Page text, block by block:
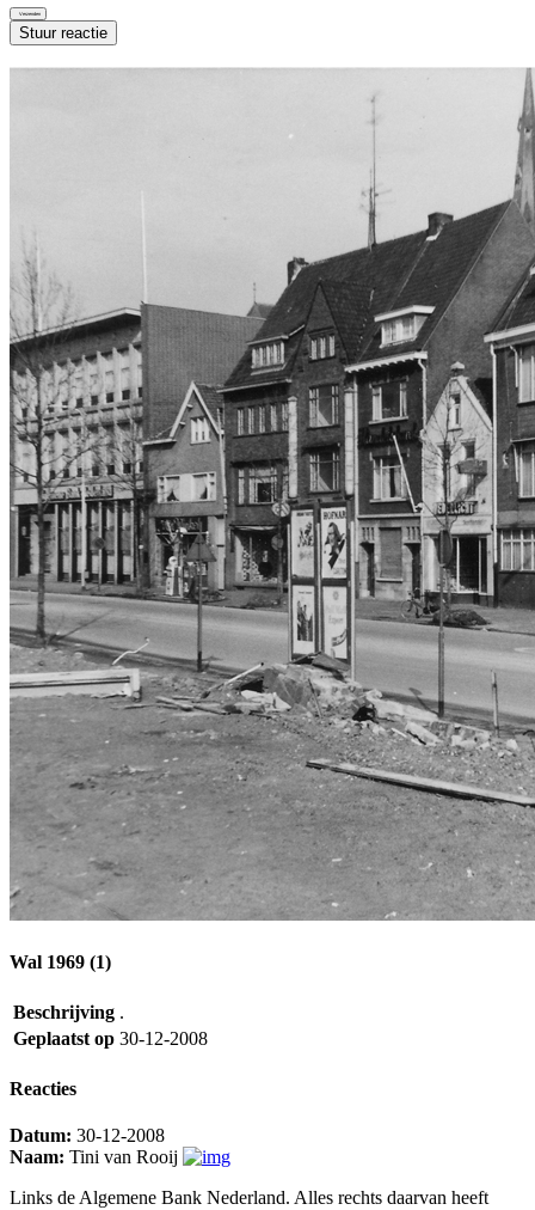
Wal 1969 (1)
Beschrijving .
Geplaatst op 30-12-2008
Reacties
Datum: 30-12-2008
Naam: Tini van Rooij
Links de Algemene Bank Nederland. Alles rechts daarvan heeft